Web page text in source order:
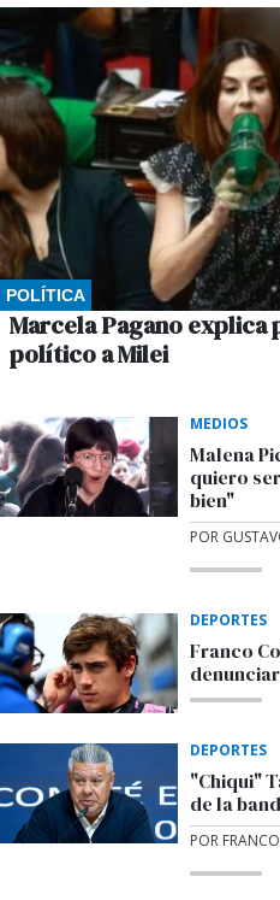
POLÍTICA
Marcela Pagano
político a Milei
MEDIOS
Malena
quiero
bien"
POR
DEPORTES
Franco
DEPORTES
"Chiqui"
de la
POR